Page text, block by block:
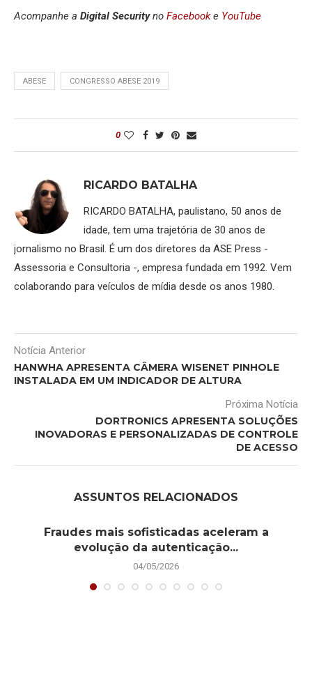
Acompanhe a Digital Securityno Facebooke YouTube
ABESE CONGRESSO ABESE 2019
0
RICARDO BATALHA
RICARDO BATALHA, paulistano, 50 anos de
idade, tem uma trajetória de 30 anos de
jornalismo no Brasil. É um dos diretores da ASE Press -
Assessoria e Consultoria -, empresa fundada em 1992. Vem
colaborando para veículos de mídia desde os anos 1980.
Notícia Anterior
HANWHA APRESENTA CÂMERA WISENET PINHOLE
INSTALADA EM UM INDICADOR DE ALTURA
Próxima Notícia
DORTRONICS APRESENTA SOLUÇÕES
INOVADORAS E PERSONALIZADAS DE CONTROLE
DE ACESSO
ASSUNTOS RELACIONADOS
Fraudes mais sofisticadas aceleram a
evolução da autenticação...
04/05/2026